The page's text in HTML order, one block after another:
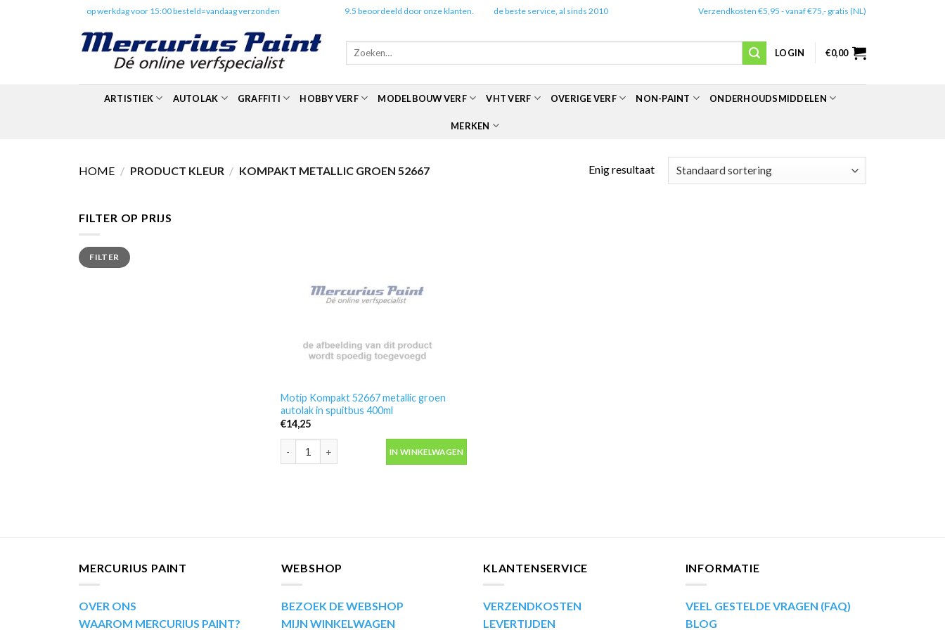
op werkdag voor 15:00 besteld=vandaag verzonden 9.5 beoordeeld door onze klanten. de beste service, al sinds 2010 Verzendkosten €5,95 - vanaf €75,- gratis (NL)
Zoeken
LOGIN €0,00
ARTISTIEK AUTOLAK GRAFFITI HOBBY VERF MODELBOUW VERF VHT VERF OVERIGE VERF NON-PAINT ONDERHOUDSMIDDELEN
MERKEN
HOME / PRODUCT KLEUR / KOMPAKT METALLIC GROEN 52667 Enig resultaat
FILTER OP PRIJS
Min.
prijs
Max.
prijsFILTER
Motip Kompakt 52667 metallic groen
autolak in spuitbus 400ml
€14,25
Motip Kompakt 52667 metallic groen autolak in spuitbus 400ml aantal
IN WINKELWAGEN
MERCURIUS PAINT
OVER ONS
WAAROM MERCURIUS PAINT?
WEBSHOP
BEZOEK DE WEBSHOP
MIJN WINKELWAGEN
KLANTENSERVICE
VERZENDKOSTEN
LEVERTIJDEN
INFORMATIE
VEEL GESTELDE VRAGEN (FAQ)
BLOG